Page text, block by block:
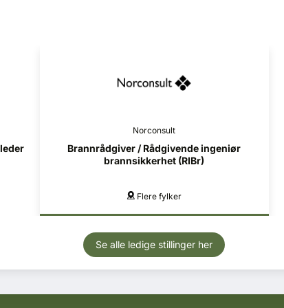
Norconsult
Konstruksjonsteknikk (RIB) - Helgeland
Mo i Rana, Mosjøen
Se alle ledige stillinger her